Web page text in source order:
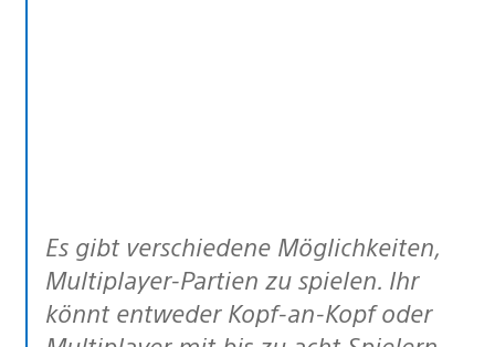
Es gibt verschiedene Möglichkeiten,
Multiplayer-Partien zu spielen. Ihr
könnt entweder Kopf-an-Kopf oder